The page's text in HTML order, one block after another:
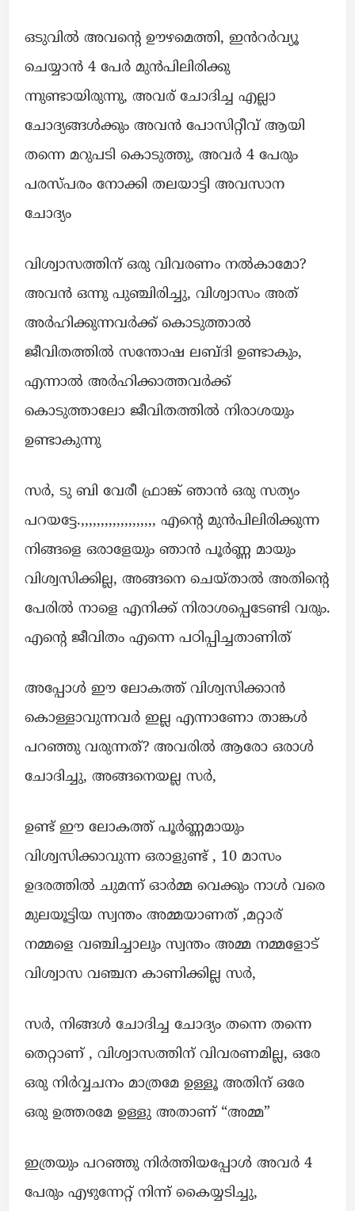
ഒടുവിൽ അവന്റെ ഊഴമെത്തി, ഇൻറർവ്യൂ
ചെയ്യാൻ 4 പേർ മുൻപിലിരിക്കു
ന്നുണ്ടായിരുന്നു, അവര് ചോദിച്ച എല്ലാ
ചോദ്യങ്ങൾക്കും അവൻ പോസിറ്റീവ് ആയി
തന്നെ മറുപടി കൊടുത്തു, അവർ 4 പേരും
പരസ്പരം നോക്കി തലയാട്ടി അവസാന
ചോദ്യം
വിശ്വാസത്തിന് ഒരു വിവരണം നൽകാമോ?
അവൻ ഒന്നു പുഞ്ചിരിച്ചു, വിശ്വാസം അത്
അർഹിക്കുന്നവർക്ക് കൊടുത്താൽ
ജീവിതത്തിൽ സന്തോഷ ലബ്ദി ഉണ്ടാകും,
എന്നാൽ അർഹിക്കാത്തവർക്ക്
കൊടുത്താലോ ജീവിതത്തിൽ നിരാശയും
ഉണ്ടാകുന്നു
സർ, ടു ബി വേരീ ഫ്രാങ്ക് ഞാൻ ഒരു സത്യം
പറയട്ടേ.,,,,,,,,,,,,,,,,,,, എന്റെ മുൻപിലിരിക്കുന്ന
നിങ്ങളെ ഒരാളേയും ഞാൻ പൂർണ്ണ മായും
വിശ്വസിക്കില്ല, അങ്ങനെ ചെയ്താൽ അതിന്റെ
പേരിൽ നാളെ എനിക്ക് നിരാശപ്പെടേണ്ടി വരും.
എന്റെ ജീവിതം എന്നെ പഠിപ്പിച്ചതാണിത്
അപ്പോൾ ഈ ലോകത്ത് വിശ്വസിക്കാൻ
കൊള്ളാവുന്നവർ ഇല്ല എന്നാണോ താങ്കൾ
പറഞ്ഞു വരുന്നത്? അവരിൽ ആരോ ഒരാൾ
ചോദിച്ചു, അങ്ങനെയല്ല സർ,
ഉണ്ട് ഈ ലോകത്ത് പൂർണ്ണമായും
വിശ്വസിക്കാവുന്ന ഒരാളുണ്ട് , 10 മാസം
ഉദരത്തിൽ ചുമന്ന് ഓർമ്മ വെക്കും നാൾ വരെ
മുലയൂട്ടിയ സ്വന്തം അമ്മയാണത് ,മറ്റാര്
നമ്മളെ വഞ്ചിച്ചാലും സ്വന്തം അമ്മ നമ്മളോട്
വിശ്വാസ വഞ്ചന കാണിക്കില്ല സർ,
സർ, നിങ്ങൾ ചോദിച്ച ചോദ്യം തന്നെ തന്നെ
തെറ്റാണ് , വിശ്വാസത്തിന് വിവരണമില്ല, ഒരേ
ഒരു നിർവ്വചനം മാത്രമേ ഉള്ളൂ അതിന് ഒരേ
ഒരു ഉത്തരമേ ഉള്ളു അതാണ് “അമ്മ”
ഇത്രയും പറഞ്ഞു നിർത്തിയപ്പോൾ അവർ 4
പേരും എഴുന്നേറ്റ് നിന്ന് കൈയ്യടിച്ചു,